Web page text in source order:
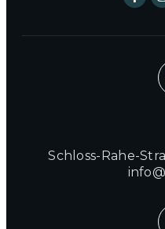
Schloss-Rahe-